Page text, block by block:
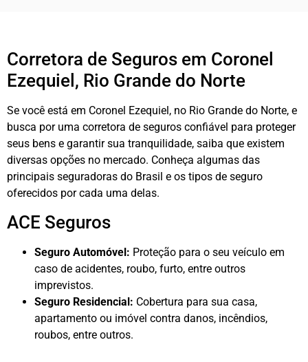
Corretora de Seguros em Coronel
Ezequiel, Rio Grande do Norte
Se você está em Coronel Ezequiel, no Rio Grande do Norte, e
busca por uma corretora de seguros confiável para proteger
seus bens e garantir sua tranquilidade, saiba que existem
diversas opções no mercado. Conheça algumas das
principais seguradoras do Brasil e os tipos de seguro
oferecidos por cada uma delas.
ACE Seguros
Seguro Automóvel: Proteção para o seu veículo em
caso de acidentes, roubo, furto, entre outros
imprevistos.
Seguro Residencial: Cobertura para sua casa,
apartamento ou imóvel contra danos, incêndios,
roubos, entre outros.